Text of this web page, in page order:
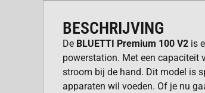
BESCHRIJVING
De BLUETTI Premium 100 V2 is
powerstation. Met een capaciteit
stroom bij de hand. Dit model is
apparaten wil voeden. Of je nu